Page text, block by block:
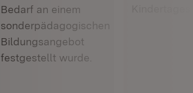
Bedarf an einem
sonderpädagogischen
Bildungsangebot
festgestellt wurde.